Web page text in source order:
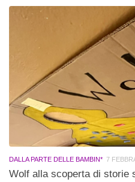
DALLA PARTE DELLE BAMBIN* 7
Wolf alla scoperta di storie